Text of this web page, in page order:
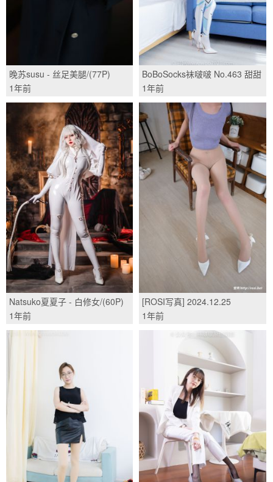
晚苏susu - 丝足美腿/(77P)
1年前
BoBoSocks袜啵啵 No.463 甜甜
圈 -高跟鞋、厚白丝、裸足、连体
衣裤里丝/(140P)
1年前
Natsuko夏夏子 - 白修女/(60P)
1年前
[ROSI写真] 2024.12.25
NO.4769/(62P)
1年前